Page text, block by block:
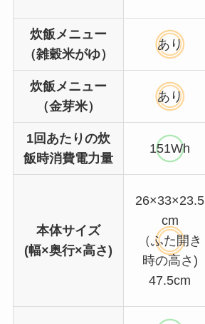
炊飯メニュー
（雑穀米がゆ）
あり
炊飯メニュー
（金芽米）
あり
1回あたりの炊
飯時消費電力量
151Wh
本体サイズ
(幅×奥行×高さ)
26×33×23.5
cm
（ふた開き
時の高さ)
47.5cm